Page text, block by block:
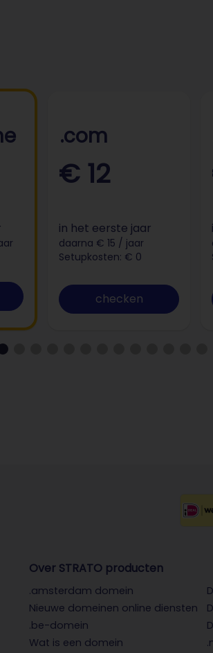
.com
€ 12
in het eerste jaar
daarna € 15 / jaar
Setupkosten: € 0
checken
Over STRATO producten
.amsterdam domein
Nieuwe domeinen online diensten
.be-domein
Wat is een domein